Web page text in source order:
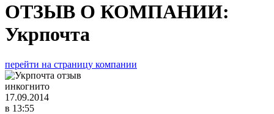
ОТЗЫВ О КОМПАНИИ:
Укрпочта
перейти на страницу компании
инкогнито
17.09.2014
в 13:55